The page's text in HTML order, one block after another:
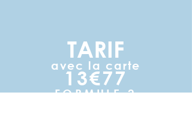
TARIF
avec la carte
13€77
FORMULE 2